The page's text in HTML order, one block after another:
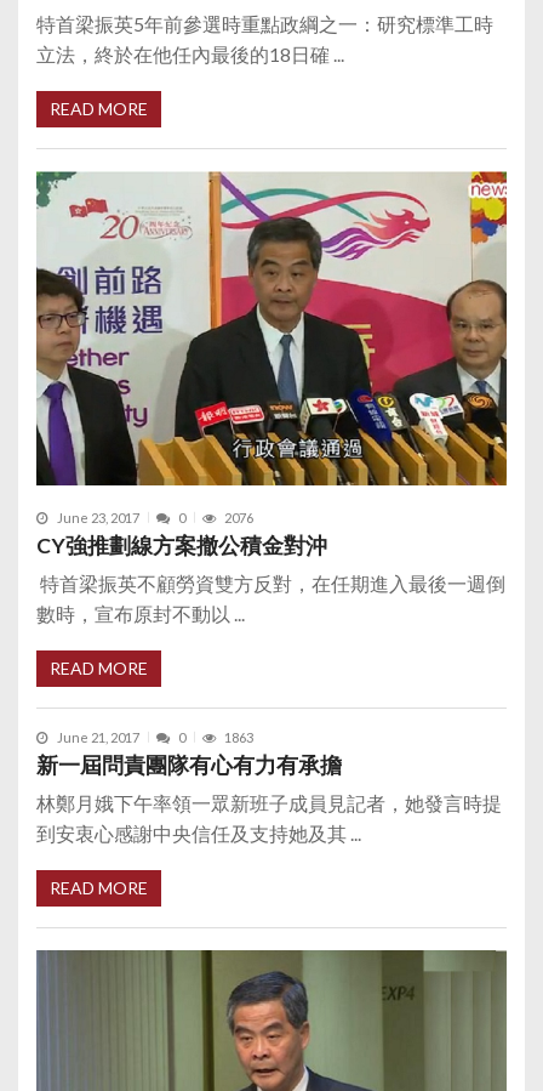
特首梁振英5年前參選時重點政綱之一：研究標準工時
立法，終於在他任內最後的18日確 ...
READ MORE
June 23, 2017 0 2076
CY強推劃線方案撤公積金對沖
特首梁振英不顧勞資雙方反對，在任期進入最後一週倒
數時，宣布原封不動以 ...
READ MORE
June 21, 2017 0 1863
新一屆問責團隊有心有力有承擔
林鄭月娥下午率領一眾新班子成員見記者，她發言時提
到安衷心感謝中央信任及支持她及其 ...
READ MORE